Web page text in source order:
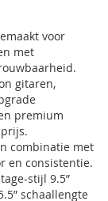
voor
met
gitaren,
premium
combinatie met
en consistentie.
stijl 9.5”
schaallengte